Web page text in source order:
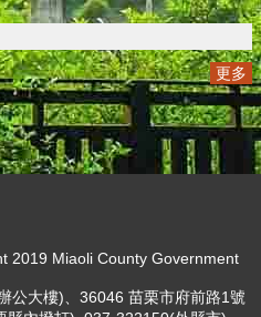
更多
播放中